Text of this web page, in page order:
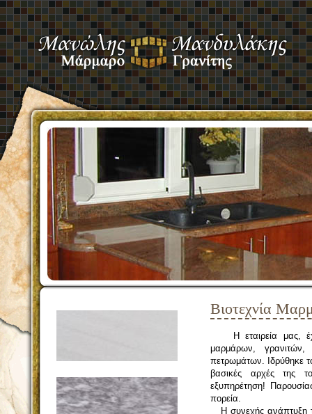
Βιοτεχνία
Η εταιρεία μας,
μαρμάρων, γρανιτών,
πετρωμάτων. Ιδρύθηκε
βασικές αρχές της
εξυπηρέτηση!
πορεία.
Η συνεχής ανάπτυξη